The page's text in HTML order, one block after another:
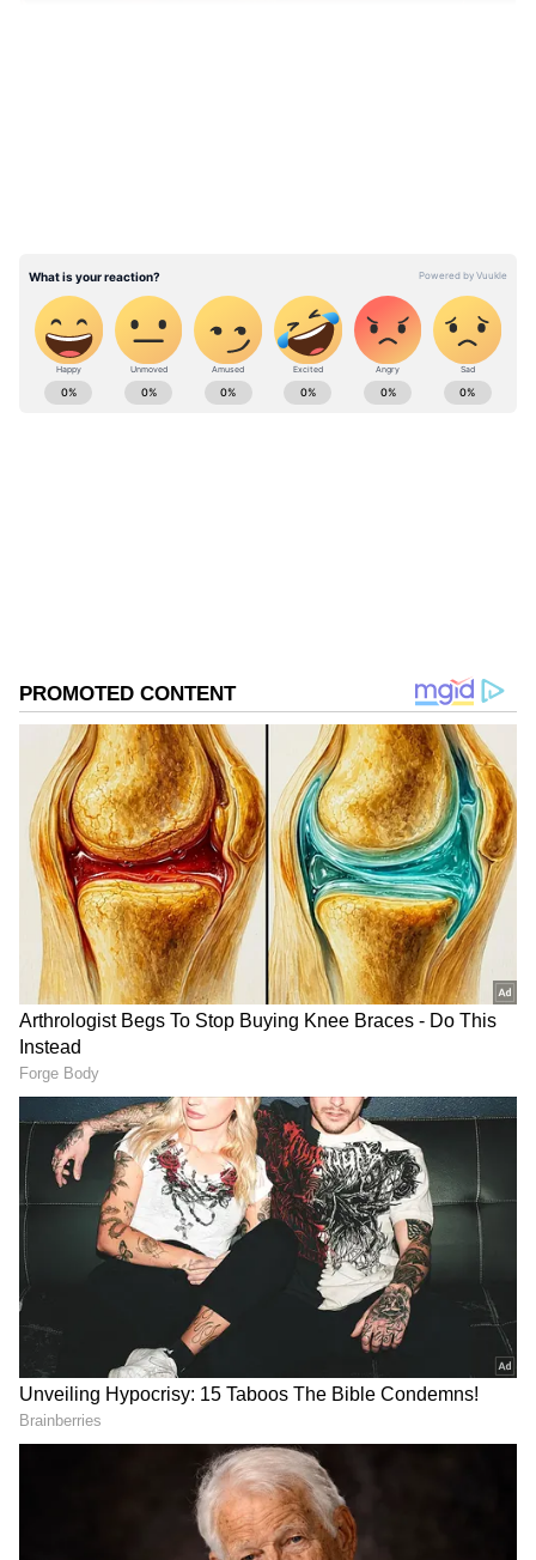
2. గాజువాక-పల్లా శ్రీనివాసరావు
3. చోడవరం-కేఎస్‌ఎన్‌ఎస్ రాజు
4. మాడుగుల- పైల ప్రసాద్
ABOUT THE AUTHOR
DOWNLOAD APP
RECOMMENDED STORIES